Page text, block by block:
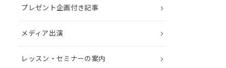
プレゼント企画付き記事
メディア出演
レッスン・セミナーの案内